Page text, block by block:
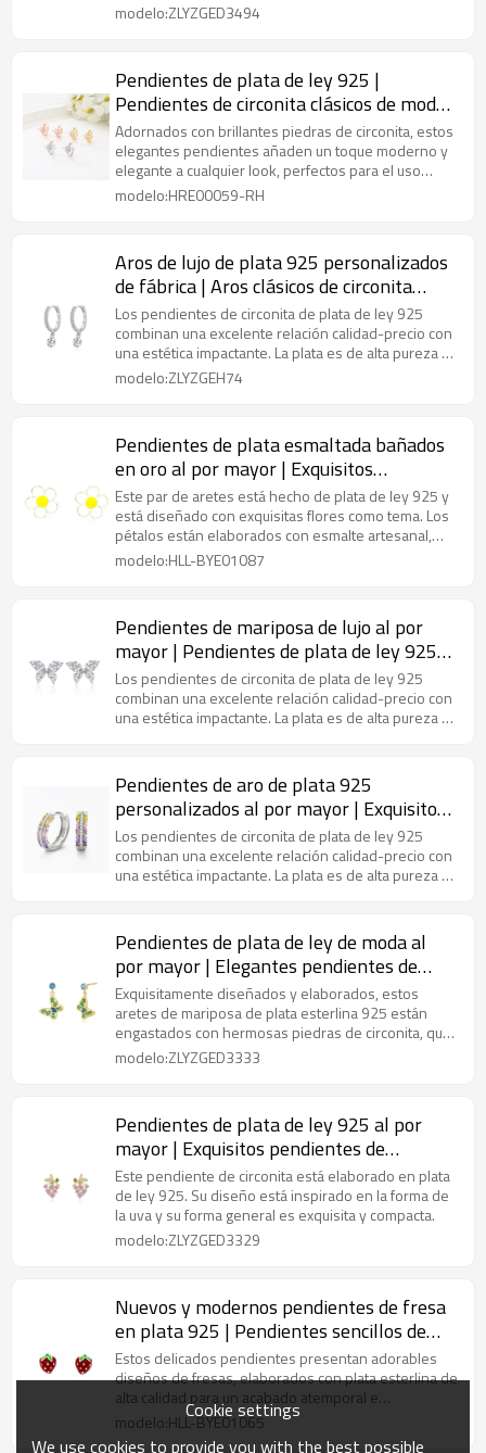
modelo:ZLYZGED3494
Pendientes de plata de ley 925 |
Pendientes de circonita clásicos de moda
para mujer
Adornados con brillantes piedras de circonita, estos
elegantes pendientes añaden un toque moderno y
elegante a cualquier look, perfectos para el uso
diario o para ocasiones especiales.
modelo:HRE00059-RH
Aros de lujo de plata 925 personalizados
de fábrica | Aros clásicos de circonita
cúbica para mujer
Los pendientes de circonita de plata de ley 925
combinan una excelente relación calidad-precio con
una estética impactante. La plata es de alta pureza y
su diseño se puede personalizar.
modelo:ZLYZGEH74
Pendientes de plata esmaltada bañados
en oro al por mayor | Exquisitos
pendientes de plata con diseño de flores
para mujer
Este par de aretes está hecho de plata de ley 925 y
está diseñado con exquisitas flores como tema. Los
pétalos están elaborados con esmalte artesanal,
con colores brillantes y vibrantes que le dan un
modelo:HLL-BYE01087
Pendientes de mariposa de lujo al por
mayor | Pendientes de plata de ley 925
con circonita cúbica y temperamento para
mujer
Los pendientes de circonita de plata de ley 925
combinan una excelente relación calidad-precio con
una estética impactante. La plata es de alta pureza y
Pendientes de aro de plata 925
personalizados al por mayor | Exquisitos
pendientes de aro de circonita de lujo
para mujer
Los pendientes de circonita de plata de ley 925
combinan una excelente relación calidad-precio con
una estética impactante. La plata es de alta pureza y
Pendientes de plata de ley de moda al
por mayor | Elegantes pendientes de
mariposa con circonitas
Exquisitamente diseñados y elaborados, estos
aretes de mariposa de plata esterlina 925 están
engastados con hermosas piedras de circonita, que
muestran elegancia y vitalidad.
modelo:ZLYZGED3333
Pendientes de plata de ley 925 al por
mayor | Exquisitos pendientes de
circonita para mujer
Este pendiente de circonita está elaborado en plata
de ley 925. Su diseño está inspirado en la forma de
la uva y su forma general es exquisita y compacta.
modelo:ZLYZGED3329
Nuevos y modernos pendientes de fresa
en plata 925 | Pendientes sencillos de
plata para mujer
Estos delicados pendientes presentan adorables
diseños de fresas, elaborados con plata esterlina de
alta calidad para un acabado atemporal e
hipoalergénico.
modelo:HLL-BYE01065
Cookie settings
We use cookies to provide you with the best possible